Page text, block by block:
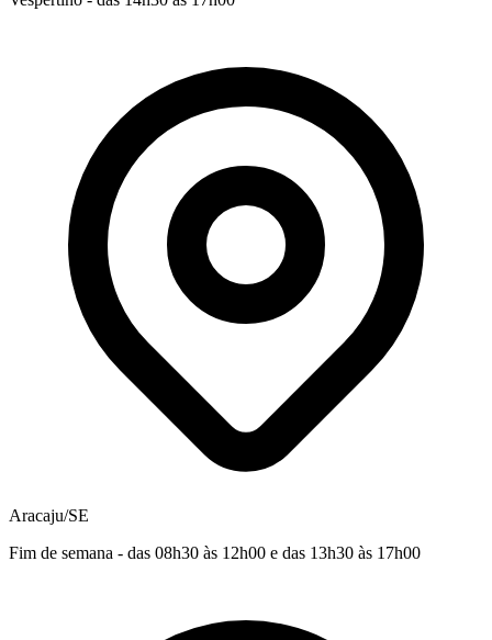
Aracaju/SE
Fim de semana - das 08h30 às 12h00 e das 13h30 às 17h00